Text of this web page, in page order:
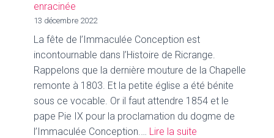
enracinée
13 décembre 2022
La fête de l’Immaculée Conception est
incontournable dans l’Histoire de Ricrange.
Rappelons que la dernière mouture de la Chapelle
remonte à 1803. Et la petite église a été bénite
sous ce vocable. Or il faut attendre 1854 et le
pape Pie IX pour la proclamation du dogme de
l’Immaculée Conception.… Lire la suite